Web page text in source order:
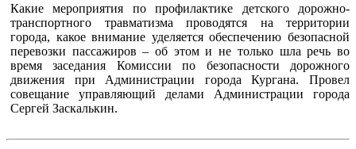
Какие мероприятия по профилактике детского дорожно-
транспортного травматизма проводятся на территории
города, какое внимание уделяется обеспечению безопасной
перевозки пассажиров – об этом и не только шла речь во
время заседания Комиссии по безопасности дорожного
движения при Администрации города Кургана. Провел
совещание управляющий делами Администрации города
Сергей Заскалькин.